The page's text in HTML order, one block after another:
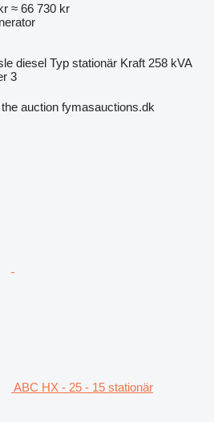
≈ 66 730 kr
diesel Typ stationär Kraft 258 kVA
3
auction fymasauctions.dk
ABC HX - 25 - 15 stationär